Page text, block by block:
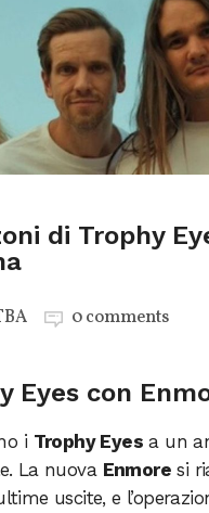
di Trophy
0 comments
Eyes con
i Trophy Eyesa un
La nuova Enmoresi
uscite, e